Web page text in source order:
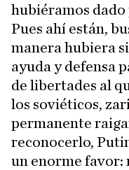
hubiéramos
Pues ahí están,
manera hubiera
ayuda y defensa
de libertades al
los soviéticos,
permanente
reconocerlo,
un enorme favor: